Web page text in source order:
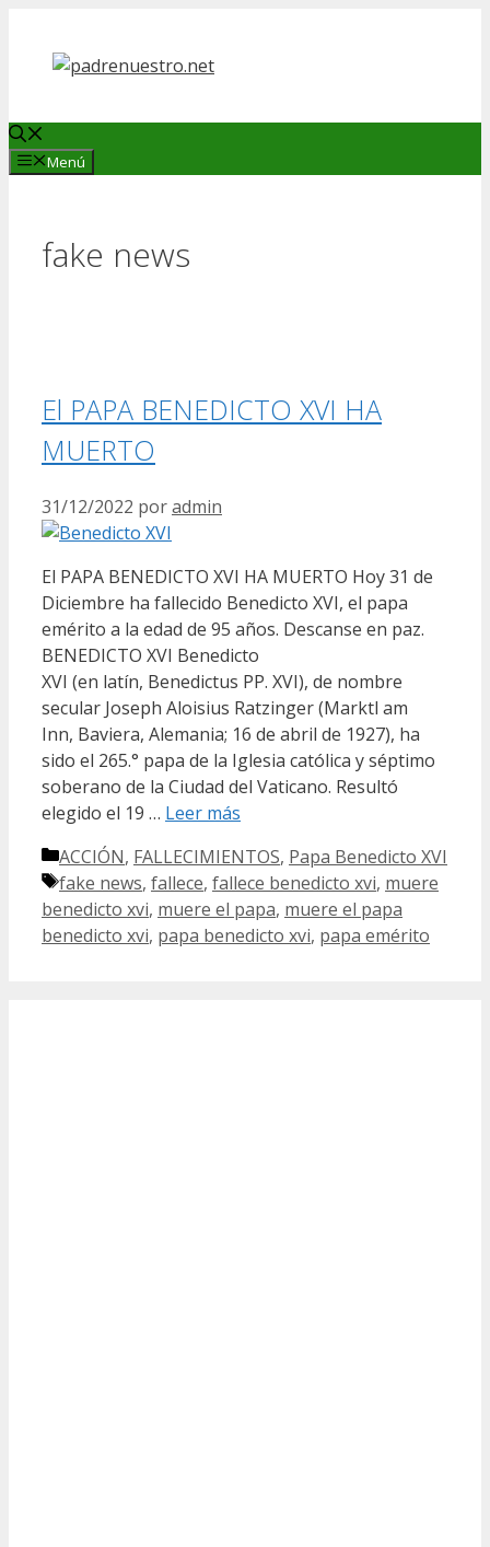
contenido
Menú
fake news
El PAPA BENEDICTO XVI HA
MUERTO
31/12/2022 poradmin
El PAPA BENEDICTO XVI HA MUERTO Hoy 31 de
Diciembre ha fallecido Benedicto XVI, el papa
emérito a la edad de 95 años. Descanse en paz.
BENEDICTO XVI Benedicto
XVI (en latín, Benedictus PP. XVI), de nombre
secular Joseph Aloisius Ratzinger (Marktl am
Inn, Baviera, Alemania; 16 de abril de 1927), ha
sido el 265.° papa de la Iglesia católica y séptimo
soberano de la Ciudad del Vaticano. Resultó
elegido el 19 … Leer más
Categorías
ACCIÓN, FALLECIMIENTOS, Papa Benedicto XVI
Etiquetas
fake news, fallece, fallece benedicto xvi, muere
benedicto xvi, muere el papa, muere el papa
benedicto xvi, papa benedicto xvi, papa emérito